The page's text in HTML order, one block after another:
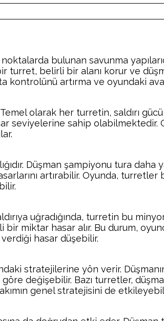
bulunan savunma
turret, belirli bir alanı korur ve
kontrolünü artırma ve oyundaki
olarak her turretin, saldırı
seviyelerine sahip olabilmektedir.
Düşman şampiyonu tura
artırabilir. Oyunda,
uğradığında, turretin bu
miktar hasar alır. Bu durum,
hasar düşebilir.
stratejilerine yön verir.
değişebilir. Bazı turretler,
genel stratejisini de